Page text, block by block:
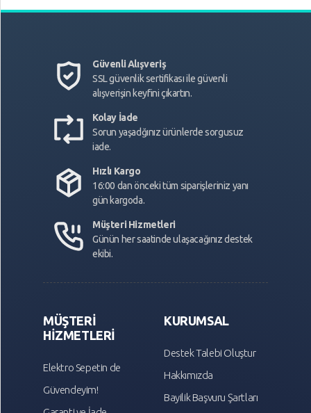
Güvenli Alışveriş
SSL güvenlik sertifikası ile güvenli
alışverişin keyfini çıkartın.
Kolay İade
Sorun yaşadğınız ürünlerde sorgusuz
iade.
Hızlı Kargo
16:00 dan önceki tüm siparişleriniz yanı
gün kargoda.
Müşteri Hizmetleri
Günün her saatinde ulaşacağınız destek
ekibi.
MÜŞTERİ
HİZMETLERİ
Elektro Sepetin de
Güvendeyim!
KURUMSAL
Destek Talebi Oluştur
Hakkımızda
Bayilik Başvuru Şartları